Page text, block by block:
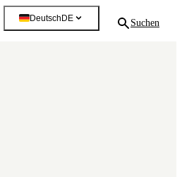
Deutsch DE Suchen